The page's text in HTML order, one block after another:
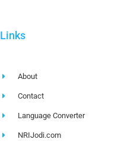
Links
About
Contact
Language Converter
NRIJodi.com